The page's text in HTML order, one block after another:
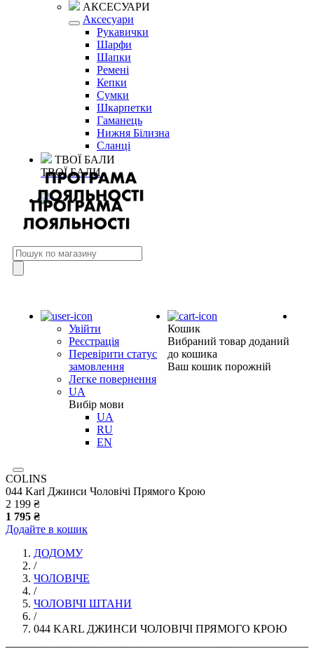
АКСЕСУАРИ
Аксесуари
Рукавички
Шарфи
Шапки
Ремені
Кепки
Сумки
Шкарпетки
Гаманець
Нижня Білизна
Сланці
ТВОЇ БАЛИ
ТВОЇ БАЛИ
Увійти
Реєстрація
Перевірити статус
замовлення
Легке повернення
UA
Вибір мови
UA
RU
EN
Кошик
Вибраний товар доданий
до кошика
Ваш кошик порожній
COLINS
044 Karl Джинси Чоловічі Прямого Крою
2 199 ₴
1 795 ₴
Додайте в кошик
ДОДОМУ
/
ЧОЛОВІЧЕ
/
ЧОЛОВІЧІ ШТАНИ
/
044 KARL ДЖИНСИ ЧОЛОВІЧІ ПРЯМОГО КРОЮ